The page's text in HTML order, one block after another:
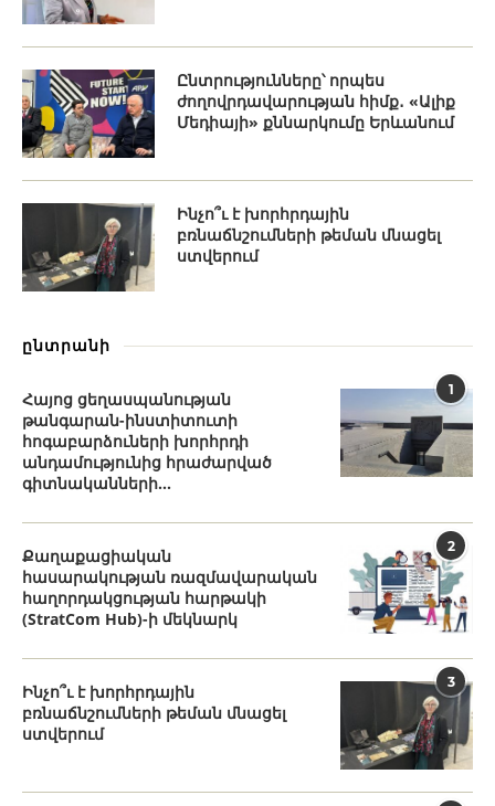
Ընտրությունները՝ որպես
ժողովրդավարության հիմք․ «Ալիք
Մեդիայի» քննարկումը Երևանում
Ինչո՞ւ է խորհրդային
բռնաճնշումների թեման մնացել
ստվերում
ընտրանի
1
Հայոց ցեղասպանության
թանգարան-ինստիտուտի
հոգաբարձուների խորհրդի
անդամությունից հրաժարված
գիտնականների...
2
Քաղաքացիական
հասարակության ռազմավարական
հաղորդակցության հարթակի
(StratCom Hub)-ի մեկնարկ
3
Ինչո՞ւ է խորհրդային
բռնաճնշումների թեման մնացել
ստվերում